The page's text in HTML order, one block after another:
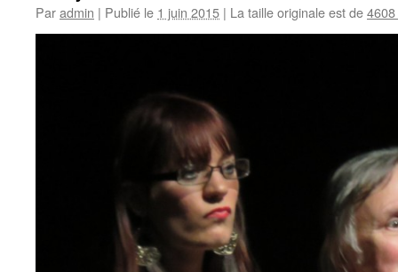
Paradmin | Publié le 1 juin 2015 | La taille originale est de